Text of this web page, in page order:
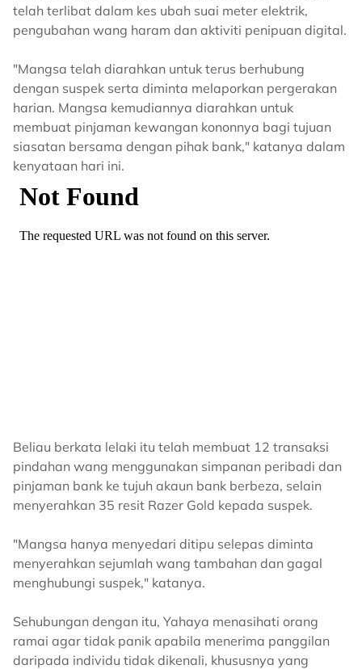
telah terlibat dalam kes ubah suai meter elektrik,
pengubahan wang haram dan aktiviti penipuan digital.
"Mangsa telah diarahkan untuk terus berhubung
dengan suspek serta diminta melaporkan pergerakan
harian. Mangsa kemudiannya diarahkan untuk
membuat pinjaman kewangan kononnya bagi tujuan
siasatan bersama dengan pihak bank," katanya dalam
kenyataan hari ini.
Beliau berkata lelaki itu telah membuat 12 transaksi
pindahan wang menggunakan simpanan peribadi dan
pinjaman bank ke tujuh akaun bank berbeza, selain
menyerahkan 35 resit Razer Gold kepada suspek.
"Mangsa hanya menyedari ditipu selepas diminta
menyerahkan sejumlah wang tambahan dan gagal
menghubungi suspek," katanya.
Sehubungan dengan itu, Yahaya menasihati orang
ramai agar tidak panik apabila menerima panggilan
daripada individu tidak dikenali, khususnya yang